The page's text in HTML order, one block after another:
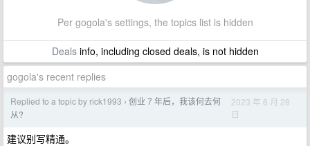
Per gogola's settings, the topics list is hidden
Dealsinfo, including closed deals, is not hidden
gogola's recent replies
Replied to a topic by rick1993 › 创业 7 年后，我该何去何
从?
2023 年 6 月 28
日
建议别写精通。